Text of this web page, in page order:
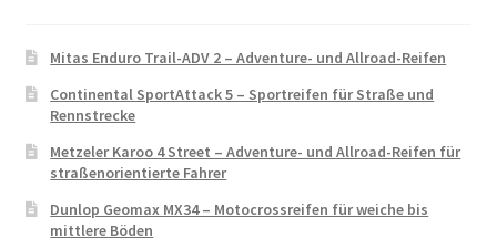
Mitas Enduro Trail-ADV 2 – Adventure- und Allroad-Reifen
Continental SportAttack 5 – Sportreifen für Straße und
Rennstrecke
Metzeler Karoo 4 Street – Adventure- und Allroad-Reifen für
straßenorientierte Fahrer
Dunlop Geomax MX34 – Motocrossreifen für weiche bis
mittlere Böden